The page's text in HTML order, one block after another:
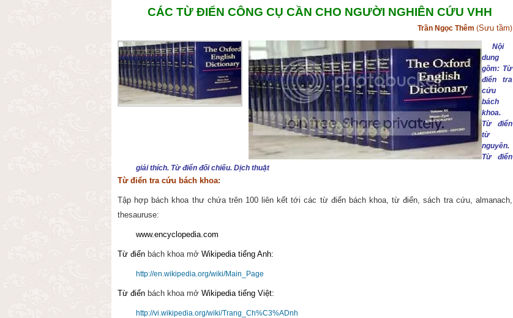
CÁC TỪ ĐIỂN CÔNG CỤ CẦN CHO NGƯỜI NGHIÊN CỨU VHH
Trần Ngọc Thêm (Sưu tầm)
Nội
dung
gồm: Từ
điển tra
cứu
bách
khoa.
Từ điển
từ
nguyên.
Từ điển
giải thích. Từ điển đối chiếu. Dịch thuật
Từ điển tra cứu bách khoa:
Tập hợp bách khoa thư chứa trên 100 liên kết tới các từ điển bách khoa, từ điển, sách tra cứu, almanach,
thesauruse:
www.encyclopedia.com
Từ điển bách khoa mở Wikipedia tiếng Anh:
http://en.wikipedia.org/wiki/Main_Page
Từ điển bách khoa mở Wikipedia tiếng Việt:
http://vi.wikipedia.org/wiki/Trang_Ch%C3%ADnh